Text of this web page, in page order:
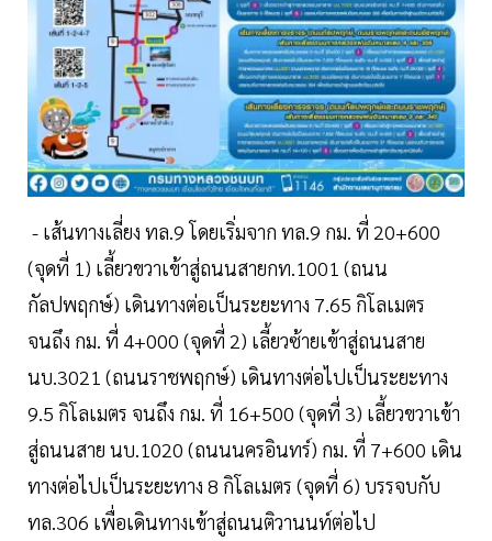
- เส้นทางเลี่ยง ทล.9 โดยเริ่มจาก ทล.9 กม. ที่ 20+600
(จุดที่ 1) เลี้ยวขวาเข้าสู่ถนนสายกท.1001 (ถนน
กัลปพฤกษ์) เดินทางต่อเป็นระยะทาง 7.65 กิโลเมตร
จนถึง กม. ที่ 4+000 (จุดที่ 2) เลี้ยวซ้ายเข้าสู่ถนนสาย
นบ.3021 (ถนนราชพฤกษ์) เดินทางต่อไปเป็นระยะทาง
9.5 กิโลเมตร จนถึง กม. ที่ 16+500 (จุดที่ 3) เลี้ยวขวาเข้า
สู่ถนนสาย นบ.1020 (ถนนนครอินทร์) กม. ที่ 7+600 เดิน
ทางต่อไปเป็นระยะทาง 8 กิโลเมตร (จุดที่ 6) บรรจบกับ
ทล.306 เพื่อเดินทางเข้าสู่ถนนติวานนท์ต่อไป